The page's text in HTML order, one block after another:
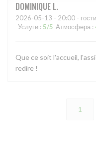
DOMINIQUE L
2026-05-13 - 20:00 -
Услуги : 5/5 Атмосфера :
Que ce soit l'accueil,
redire !
1